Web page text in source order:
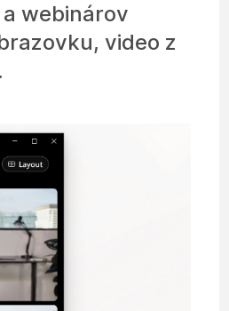
webinárov
video z